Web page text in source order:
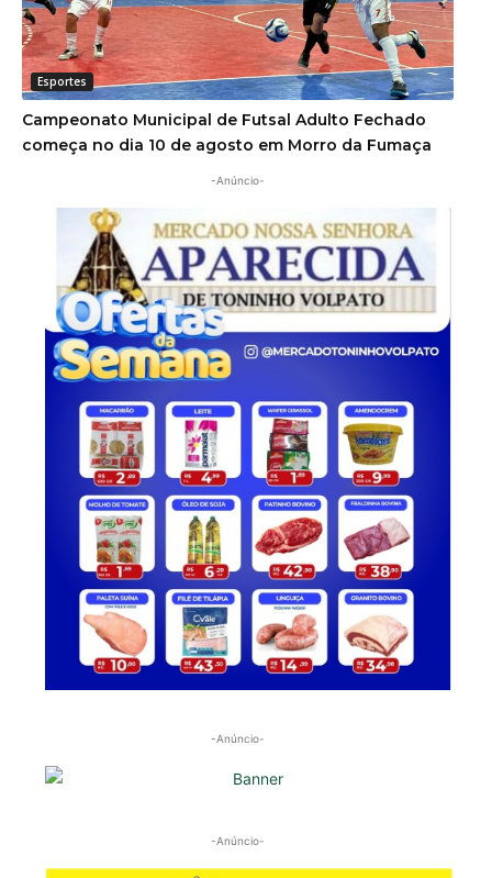
Esportes
Campeonato Municipal de Futsal Adulto Fechado
começa no dia 10 de agosto em Morro da Fumaça
-Anúncio-
-Anúncio-
-Anúncio-